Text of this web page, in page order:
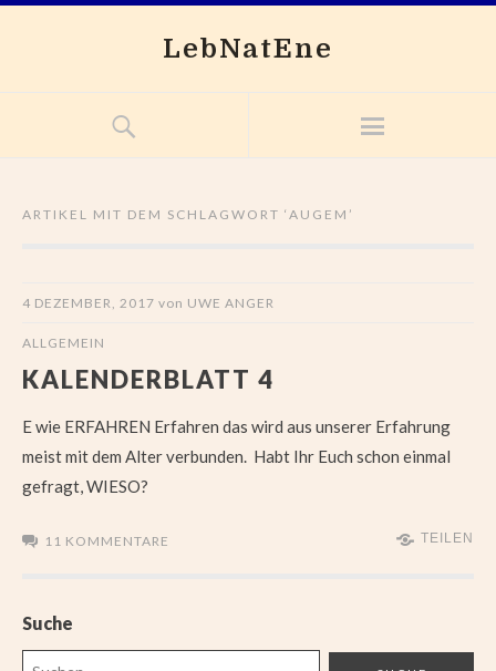
LebNatEne
ARTIKEL MIT DEM SCHLAGWORT ‘ AUGEM ’
4 DEZEMBER, 2017 von UWE ANGER
ALLGEMEIN
KALENDERBLATT 4
E wie ERFAHREN Erfahren das wird aus unserer Erfahrung
meist mit dem Alter verbunden. Habt Ihr Euch schon einmal
gefragt, WIESO?
11 KOMMENTARE TEILEN
Suche